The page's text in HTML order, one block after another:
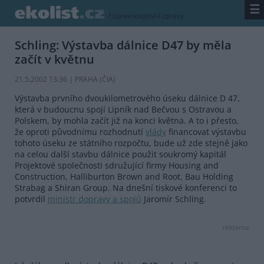
/ zpravodajství / zprávy ☰
Schling: Výstavba dálnice D47 by měla
začít v květnu
21.5.2002 13:36 | PRAHA (ČIA)
Výstavba prvního dvoukilometrového úseku dálnice D 47,
která v budoucnu spojí Lipník nad Bečvou s Ostravou a
Polskem, by mohla začít již na konci května. A to i přesto,
že oproti původnímu rozhodnutí vlády financovat výstavbu
tohoto úseku ze státního rozpočtu, bude už zde stejně jako
na celou další stavbu dálnice použit soukromý kapitál
Projektové společnosti sdružující firmy Housing and
Construction, Halliburton Brown and Root, Bau Holding
Strabag a Shiran Group. Na dnešní tiskové konferenci to
potvrdil ministr dopravy a spojů Jaromír Schling.
reklama